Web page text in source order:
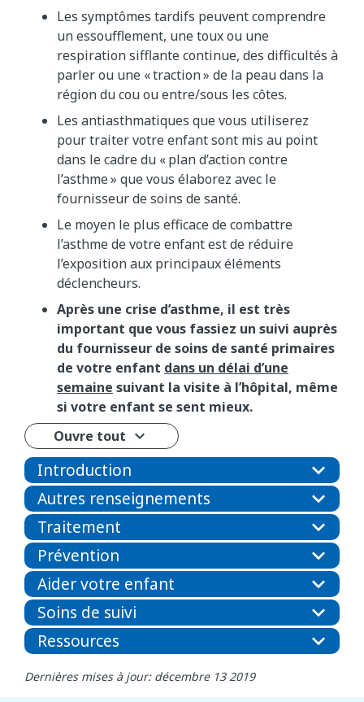
Les symptômes tardifs peuvent comprendre
un essoufflement, une toux ou une
respiration sifflante continue, des difficultés à
parler ou une « traction » de la peau dans la
région du cou ou entre/sous les côtes.
Les antiasthmatiques que vous utiliserez
pour traiter votre enfant sont mis au point
dans le cadre du « plan d’action contre
l’asthme » que vous élaborez avec le
fournisseur de soins de santé.
Le moyen le plus efficace de combattre
l’asthme de votre enfant est de réduire
l’exposition aux principaux éléments
déclencheurs.
Après une crise d’asthme, il est très
important que vous fassiez un suivi auprès
du fournisseur de soins de santé primaires
de votre enfant dans un délai d’une
semaine suivant la visite à l’hôpital, même
si votre enfant se sent mieux.
Ouvre tout
Introduction
Autres renseignements
Traitement
Prévention
Aider votre enfant
Soins de suivi
Ressources
Dernières mises à jour: décembre 13 2019